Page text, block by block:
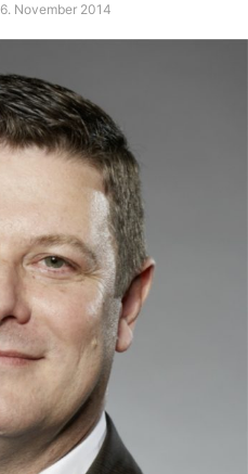
6. November 2014